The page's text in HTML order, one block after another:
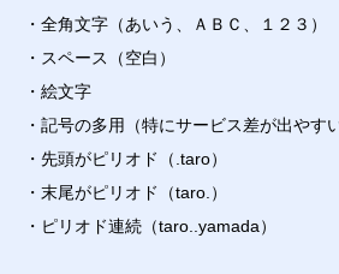
・全角文字（あいう、ＡＢＣ、１２３）
・スペース（空白）
・絵文字
・記号の多用（特にサービス差が出やす
・先頭がピリオド（.taro）
・末尾がピリオド（taro.）
・ピリオド連続（taro..yamada）